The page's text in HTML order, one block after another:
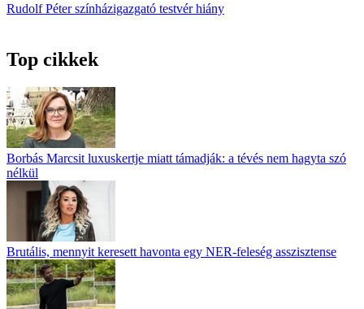
Rudolf Péterszínházigazgató testvérhiány
Top cikkek
Borbás Marcsit luxuskertje miatt támadják: a tévés nem hagyta szó
nélkül
Brutális, mennyit keresett havonta egy NER-feleség asszisztense